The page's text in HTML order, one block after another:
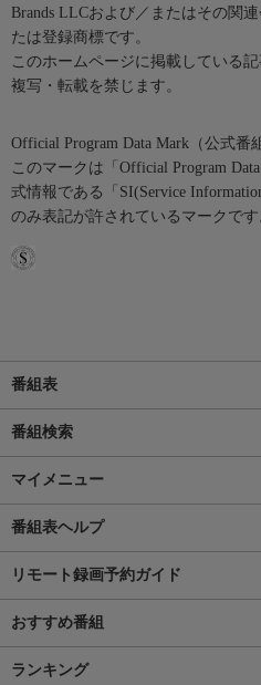
Brands LLCおよび／またはその関
たは登録商標です。
このホームページに掲載している
複写・転載を禁じます。
Official Program Data Mark（公式番
このマークは「Official Program
式情報である「SI(Service
のみ表記が許されているマークです
番組表
番組検索
マイメニュー
番組表ヘルプ
リモート録画予約ガイド
おすすめ番組
ランキング